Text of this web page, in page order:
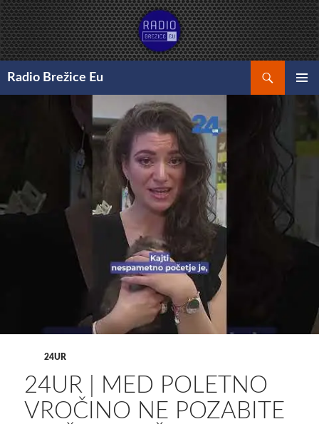
Preskoči
na
vsebino
Radio Brežice Eu
24UR
24UR | MED POLETNO
VROČINO NE POZABITE